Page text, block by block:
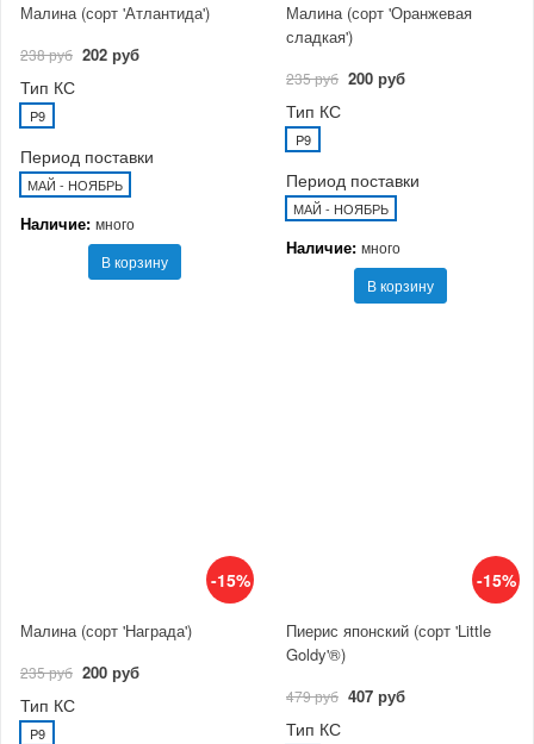
Малина (сорт 'Атлантида')
238 руб 202 руб
Тип КС
P9
Период поставки
МАЙ - НОЯБРЬ
Наличие: много
В корзину
Малина (сорт 'Оранжевая
сладкая')
235 руб 200 руб
Тип КС
P9
Период поставки
МАЙ - НОЯБРЬ
Наличие: много
В корзину
-15%
Малина (сорт 'Награда')
235 руб 200 руб
Тип КС
P9
-15%
Пиерис японский (сорт 'Little
Goldy'®)
479 руб 407 руб
Тип КС